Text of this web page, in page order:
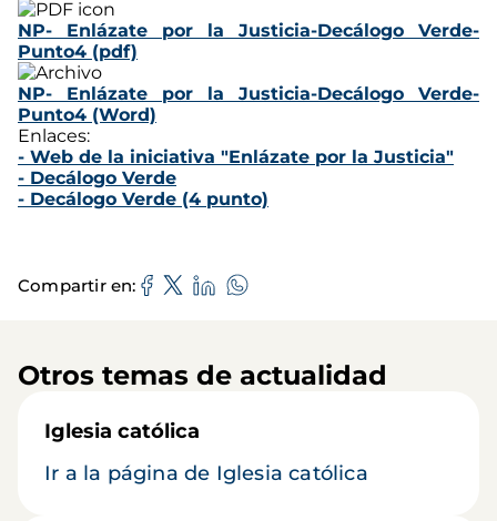
NP- Enlázate por la Justicia-Decálogo Verde-
Punto4 (pdf)
NP- Enlázate por la Justicia-Decálogo Verde-
Punto4 (Word)
Enlaces:
- Web de la iniciativa "Enlázate por la Justicia"
- Decálogo Verde
- Decálogo Verde (4 punto)
Compartir en
Otros temas de actualidad
Iglesia católica
Ir a la página de Iglesia católica